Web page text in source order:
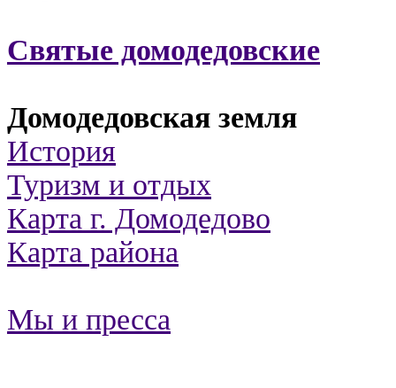
Святые домодедовские
Домодедовская земля
История
Туризм и отдых
Карта г. Домодедово
Карта района
Мы и пресса